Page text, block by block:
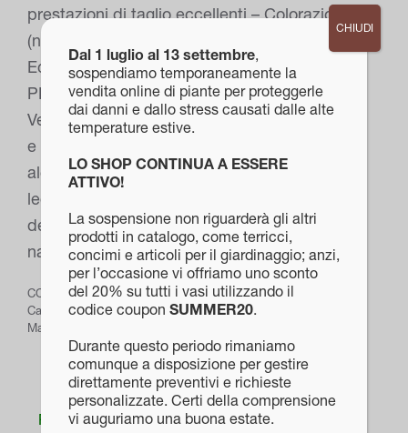
prestazioni di taglio eccellenti – Colorazione
(nero/grigio) speciale delle impugnature –
Eccellenti caratteristiche di resilienza e peso
PLUS rappresenta il meglio dell’essenza
Vesco, ed è pensata per i clienti che vogliono
e pretendono solo il meglio. A tale scopo,
alcuni componenti sono stati realizzati con
leghe normalmente impiegate solo nel settore
dell’aeronautica o derivanti dalle
nanotecnologie.
COD:
PROD-114
Categoria:Attrezzatura da giardinaggio
Marchio:
Prodotti correlati
Dal 1 luglio al 13 settembre,
sospendiamo temporaneamente la
vendita online di piante per proteggerle
dai danni e dallo stress causati dalle alte
temperature estive.
LO SHOP CONTINUA A ESSERE
ATTIVO!
La sospensione non riguarderà gli altri
prodotti in catalogo, come terricci,
concimi e articoli per il giardinaggio; anzi,
per l’occasione vi offriamo uno sconto
del 20% su tutti i vasi utilizzando il
codice coupon SUMMER20.
Durante questo periodo rimaniamo
comunque a disposizione per gestire
direttamente preventivi e richieste
personalizzate. Certi della comprensione
vi auguriamo una buona estate.
CHIUDI